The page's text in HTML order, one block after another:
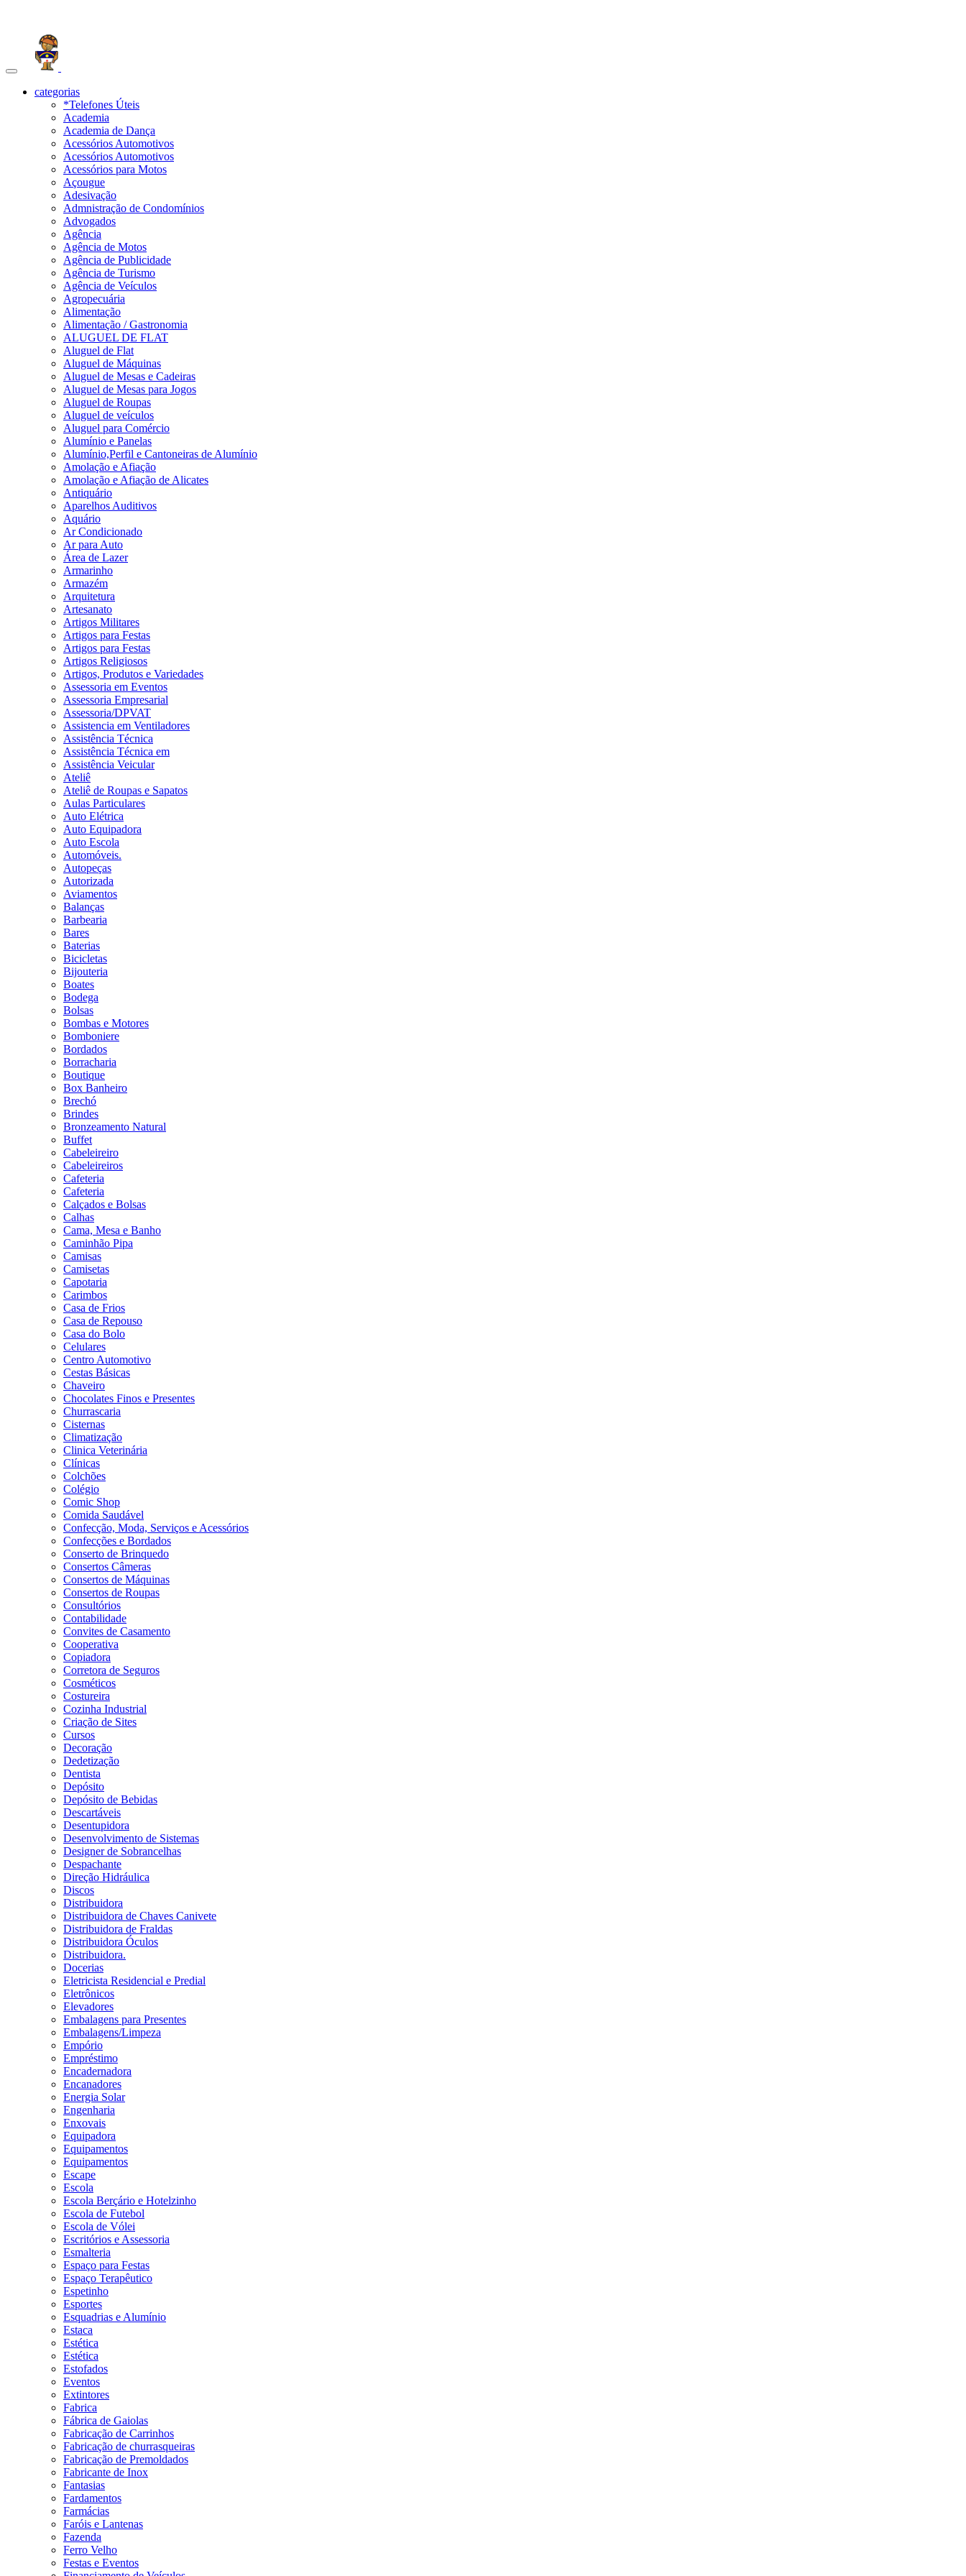
Toggle
navigationcategorias
*Telefones Úteis
Academia
Academia de Dança
Acessórios Automotivos
Acessórios Automotivos
Acessórios para Motos
Açougue
Adesivação
Admnistração de Condomínios
Advogados
Agência
Agência de Motos
Agência de Publicidade
Agência de Turismo
Agência de Veículos
Agropecuária
Alimentação
Alimentação / Gastronomia
ALUGUEL DE FLAT
Aluguel de Flat
Aluguel de Máquinas
Aluguel de Mesas e Cadeiras
Aluguel de Mesas para Jogos
Aluguel de Roupas
Aluguel de veículos
Aluguel para Comércio
Alumínio e Panelas
Alumínio,Perfil e Cantoneiras de Alumínio
Amolação e Afiação
Amolação e Afiação de Alicates
Antiquário
Aparelhos Auditivos
Aquário
Ar Condicionado
Ar para Auto
Área de Lazer
Armarinho
Armazém
Arquitetura
Artesanato
Artigos Militares
Artigos para Festas
Artigos para Festas
Artigos Religiosos
Artigos, Produtos e Variedades
Assessoria em Eventos
Assessoria Empresarial
Assessoria/DPVAT
Assistencia em Ventiladores
Assistência Técnica
Assistência Técnica em
Assistência Veicular
Ateliê
Ateliê de Roupas e Sapatos
Aulas Particulares
Auto Elétrica
Auto Equipadora
Auto Escola
Automóveis.
Autopeças
Autorizada
Aviamentos
Balanças
Barbearia
Bares
Baterias
Bicicletas
Bijouteria
Boates
Bodega
Bolsas
Bombas e Motores
Bomboniere
Bordados
Borracharia
Boutique
Box Banheiro
Brechó
Brindes
Bronzeamento Natural
Buffet
Cabeleireiro
Cabeleireiros
Cafeteria
Cafeteria
Calçados e Bolsas
Calhas
Cama, Mesa e Banho
Caminhão Pipa
Camisas
Camisetas
Capotaria
Carimbos
Casa de Frios
Casa de Repouso
Casa do Bolo
Celulares
Centro Automotivo
Cestas Básicas
Chaveiro
Chocolates Finos e Presentes
Churrascaria
Cisternas
Climatização
Clinica Veterinária
Clínicas
Colchões
Colégio
Comic Shop
Comida Saudável
Confecção, Moda, Serviços e Acessórios
Confecções e Bordados
Conserto de Brinquedo
Consertos Câmeras
Consertos de Máquinas
Consertos de Roupas
Consultórios
Contabilidade
Convites de Casamento
Cooperativa
Copiadora
Corretora de Seguros
Cosméticos
Costureira
Cozinha Industrial
Criação de Sites
Cursos
Decoração
Dedetização
Dentista
Depósito
Depósito de Bebidas
Descartáveis
Desentupidora
Desenvolvimento de Sistemas
Designer de Sobrancelhas
Despachante
Direção Hidráulica
Discos
Distribuidora
Distribuidora de Chaves Canivete
Distribuidora de Fraldas
Distribuidora Óculos
Distribuidora.
Docerias
Eletricista Residencial e Predial
Eletrônicos
Elevadores
Embalagens para Presentes
Embalagens/Limpeza
Empório
Empréstimo
Encadernadora
Encanadores
Energia Solar
Engenharia
Enxovais
Equipadora
Equipamentos
Equipamentos
Escape
Escola
Escola Berçário e Hotelzinho
Escola de Futebol
Escola de Vólei
Escritórios e Assessoria
Esmalteria
Espaço para Festas
Espaço Terapêutico
Espetinho
Esportes
Esquadrias e Alumínio
Estaca
Estética
Estética
Estofados
Eventos
Extintores
Fabrica
Fábrica de Gaiolas
Fabricação de Carrinhos
Fabricação de churrasqueiras
Fabricação de Premoldados
Fabricante de Inox
Fantasias
Fardamentos
Farmácias
Faróis e Lantenas
Fazenda
Ferro Velho
Festas e Eventos